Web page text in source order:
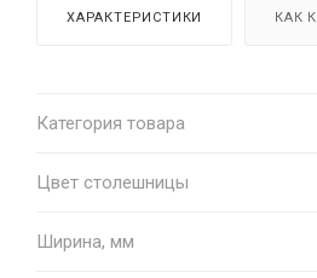
ХАРАКТЕРИСТИКИ КАК
Категория товара
Цвет столешницы
Ширина, мм